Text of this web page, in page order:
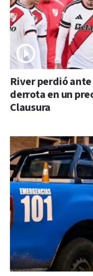
River perdió
derrota en un
Clausura